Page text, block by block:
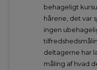
behageligt
hårene, det var
ingen
deltagerne har
måling af hvad